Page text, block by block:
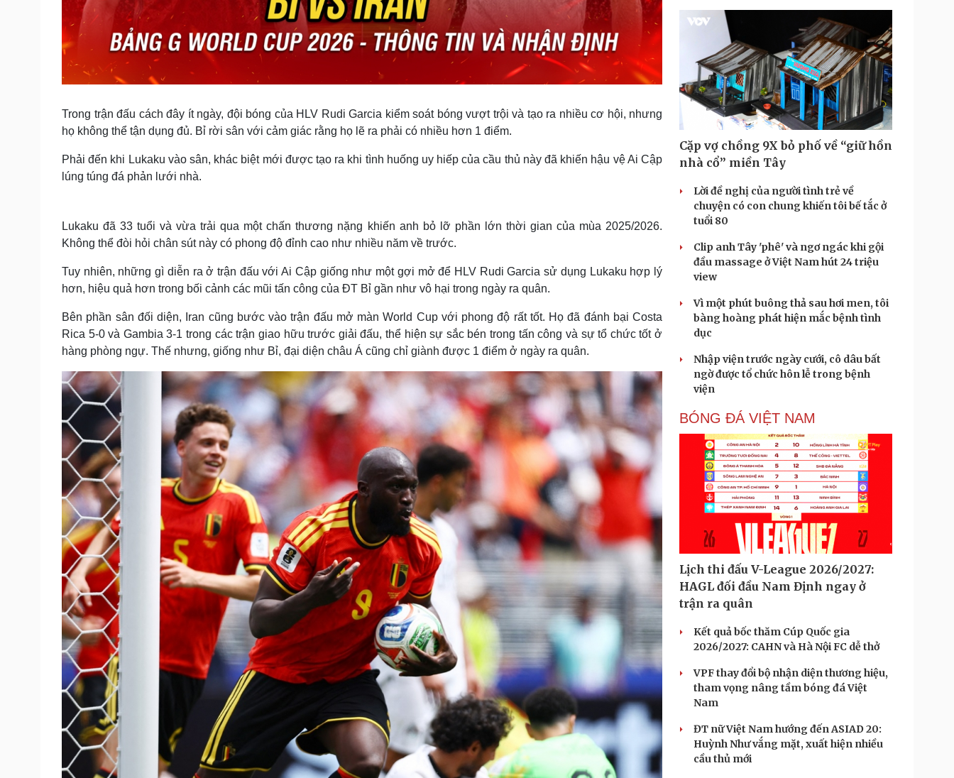
Trong trận đấu cách đây ít ngày, đội bóng của HLV Rudi Garcia kiểm soát bóng vượt trội và tạo ra nhiều cơ hội, nhưng
họ không thể tận dụng đủ. Bỉ rời sân với cảm giác rằng họ lẽ ra phải có nhiều hơn 1 điểm.
Phải đến khi Lukaku vào sân, khác biệt mới được tạo ra khi tình huống uy hiếp của cầu thủ này đã khiến hậu vệ Ai Cập
lúng túng đá phản lưới nhà.
Lukaku đã 33 tuổi và vừa trải qua một chấn thương nặng khiến anh bỏ lỡ phần lớn thời gian của mùa 2025/2026.
Không thể đòi hỏi chân sút này có phong độ đỉnh cao như nhiều năm về trước.
Tuy nhiên, những gì diễn ra ở trận đấu với Ai Cập giống như một gợi mở để HLV Rudi Garcia sử dụng Lukaku hợp lý
hơn, hiệu quả hơn trong bối cảnh các mũi tấn công của ĐT Bỉ gần như vô hại trong ngày ra quân.
Bên phần sân đối diện, Iran cũng bước vào trận đấu mở màn World Cup với phong độ rất tốt. Họ đã đánh bại Costa
Rica 5-0 và Gambia 3-1 trong các trận giao hữu trước giải đấu, thể hiện sự sắc bén trong tấn công và sự tổ chức tốt ở
hàng phòng ngự. Thế nhưng, giống như Bỉ, đại diện châu Á cũng chỉ giành được 1 điểm ở ngày ra quân.
Cặp vợ chồng 9X bỏ phố về “giữ hồn
nhà cổ” miền Tây
Lời đề nghị của người tình trẻ về
chuyện có con chung khiến tôi bế tắc ở
tuổi 80
Clip anh Tây 'phê' và ngơ ngác khi gội
đầu massage ở Việt Nam hút 24 triệu
view
Vì một phút buông thả sau hơi men, tôi
bàng hoàng phát hiện mắc bệnh tình
dục
Nhập viện trước ngày cưới, cô dâu bất
ngờ được tổ chức hôn lễ trong bệnh
viện
BÓNG ĐÁ VIỆT NAM
Lịch thi đấu V-League 2026/2027:
HAGL đối đầu Nam Định ngay ở
trận ra quân
Kết quả bốc thăm Cúp Quốc gia
2026/2027: CAHN và Hà Nội FC dễ thở
VPF thay đổi bộ nhận diện thương hiệu,
tham vọng nâng tầm bóng đá Việt
Nam
ĐT nữ Việt Nam hướng đến ASIAD 20:
Huỳnh Như vắng mặt, xuất hiện nhiều
cầu thủ mới